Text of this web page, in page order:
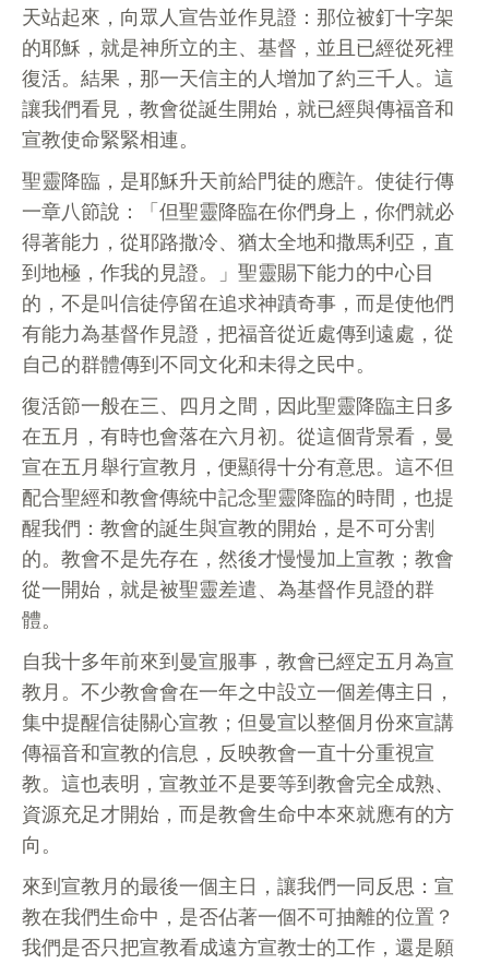
天站起來，向眾人宣告並作見證：那位被釘十字架
的耶穌，就是神所立的主、基督，並且已經從死裡
復活。結果，那一天信主的人增加了約三千人。這
讓我們看見，教會從誕生開始，就已經與傳福音和
宣教使命緊緊相連。
聖靈降臨，是耶穌升天前給門徒的應許。使徒行傳
一章八節說：「但聖靈降臨在你們身上，你們就必
得著能力，從耶路撒冷、猶太全地和撒馬利亞，直
到地極，作我的見證。」聖靈賜下能力的中心目
的，不是叫信徒停留在追求神蹟奇事，而是使他們
有能力為基督作見證，把福音從近處傳到遠處，從
自己的群體傳到不同文化和未得之民中。
復活節一般在三、四月之間，因此聖靈降臨主日多
在五月，有時也會落在六月初。從這個背景看，曼
宣在五月舉行宣教月，便顯得十分有意思。這不但
配合聖經和教會傳統中記念聖靈降臨的時間，也提
醒我們：教會的誕生與宣教的開始，是不可分割
的。教會不是先存在，然後才慢慢加上宣教；教會
從一開始，就是被聖靈差遣、為基督作見證的群
體。
自我十多年前來到曼宣服事，教會已經定五月為宣
教月。不少教會會在一年之中設立一個差傳主日，
集中提醒信徒關心宣教；但曼宣以整個月份來宣講
傳福音和宣教的信息，反映教會一直十分重視宣
教。這也表明，宣教並不是要等到教會完全成熟、
資源充足才開始，而是教會生命中本來就應有的方
向。
來到宣教月的最後一個主日，讓我們一同反思：宣
教在我們生命中，是否佔著一個不可抽離的位置？
我們是否只把宣教看成遠方宣教士的工作，還是願